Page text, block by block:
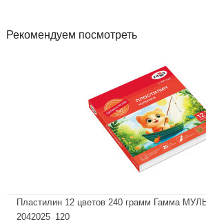
Рекомендуем посмотреть
Пластилин 12 цветов 240 грамм Гамма
2042025_120